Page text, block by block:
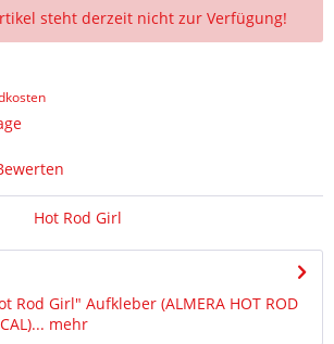
steht derzeit nicht zur Verfügung!
Hot Rod Girl
Rod Girl" Aufkleber (ALMERA HOT ROD
mehr